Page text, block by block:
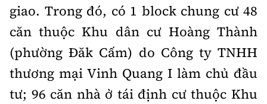
giao. Trong đó, có 1 block chung cư 48
căn thuộc Khu dân cư Hoàng Thành
(phường Đăk Cấm) do Công ty TNHH
thương mại Vinh Quang I làm chủ đầu
tư; 96 căn nhà ở tái định cư thuộc Khu